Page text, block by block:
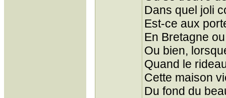
Dans quel joli
Est-ce aux
En Bretagne
Ou bien,
Quand le
Cette maison
Du fond du